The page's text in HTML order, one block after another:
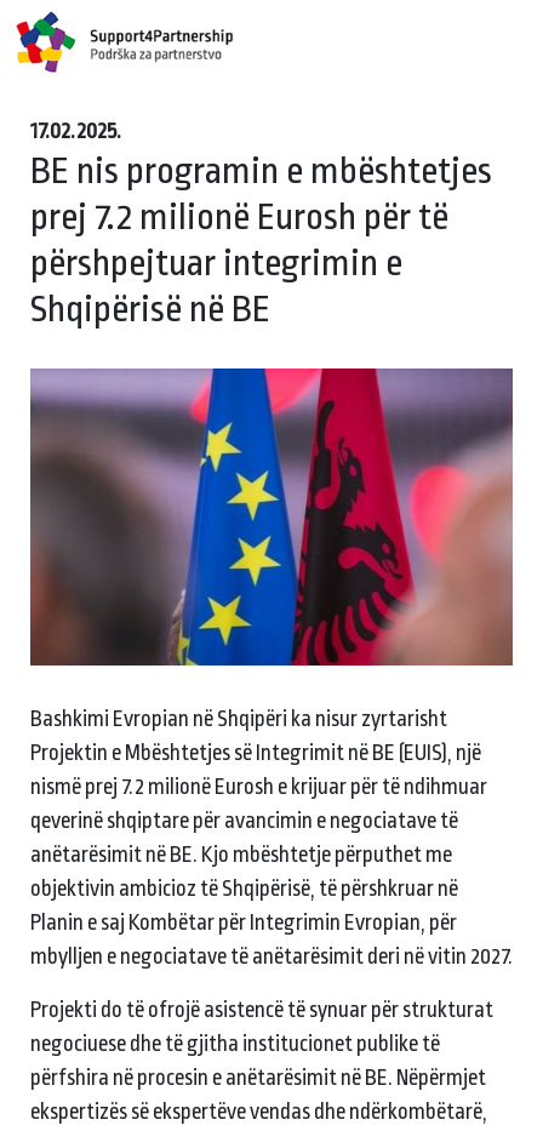
17.02.2025.
BE nis programin e mbështetjes
prej 7.2 milionë Eurosh për të
përshpejtuar integrimin e
Shqipërisë në BE
Bashkimi Evropian në Shqipëri ka nisur zyrtarisht
Projektin e Mbështetjes së Integrimit në BE (EUIS), një
nismë prej 7.2 milionë Eurosh e krijuar për të ndihmuar
qeverinë shqiptare për avancimin e negociatave të
anëtarësimit në BE. Kjo mbështetje përputhet me
objektivin ambicioz të Shqipërisë, të përshkruar në
Planin e saj Kombëtar për Integrimin Evropian, për
mbylljen e negociatave të anëtarësimit deri në vitin 2027.
Projekti do të ofrojë asistencë të synuar për strukturat
negociuese dhe të gjitha institucionet publike të
përfshira në procesin e anëtarësimit në BE. Nëpërmjet
ekspertizës së ekspertëve vendas dhe ndërkombëtarë,